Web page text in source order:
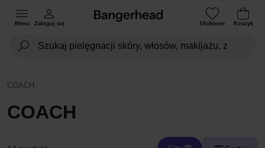
Menu Zaloguj się Ulubione Koszyk
COACH
COACH